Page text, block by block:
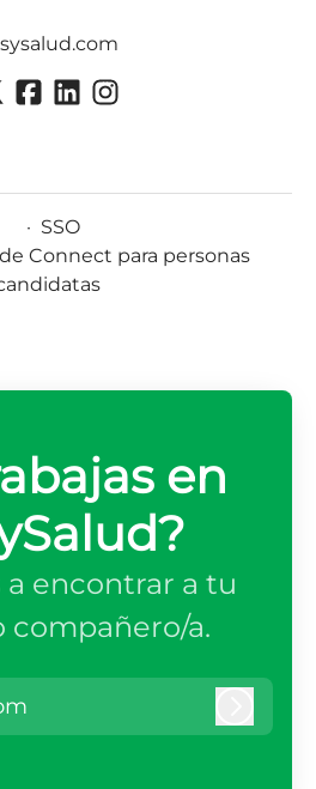
· SSO
Connect para personas
en
a encontrar a tu
compañero/a.